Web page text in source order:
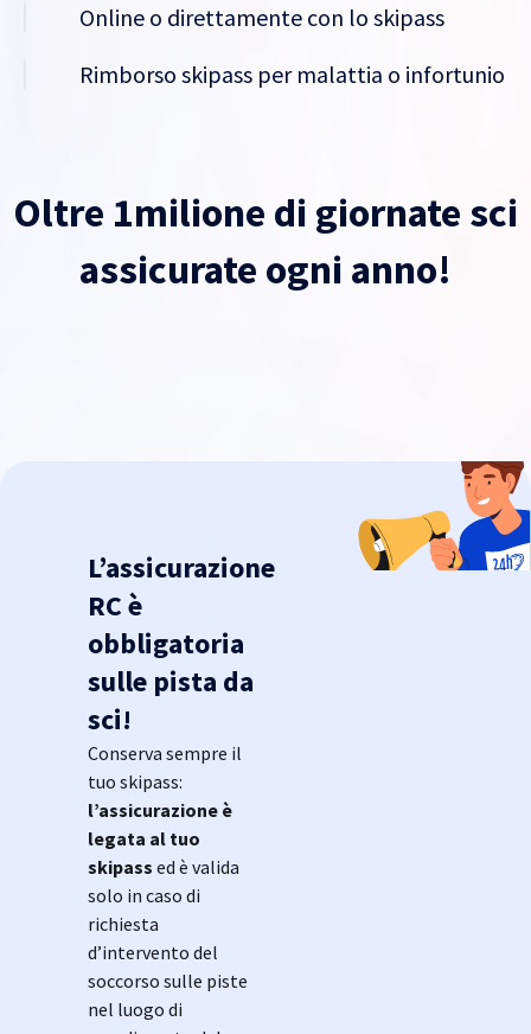
Online o direttamente con lo skipass
Rimborso skipass per malattia o infortunio
Oltre 1milione di giornate sci
assicurate ogni anno!
L’assicurazione
RC è
obbligatoria
sulle pista da
sci!
Conserva sempre il
tuo skipass:
l’assicurazione è
legata al tuo
skipass ed è valida
solo in caso di
richiesta
d’intervento del
soccorso sulle piste
nel luogo di